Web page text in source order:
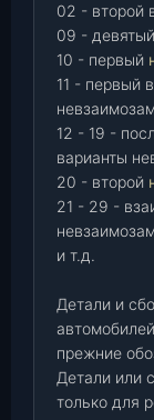
02 - второй
09 -
10 - первый
11 - первый
12 - 19 -
варианты
20 - второй
21 - 29 -
и т.д.
Детали и
прежние
Детали или
только для